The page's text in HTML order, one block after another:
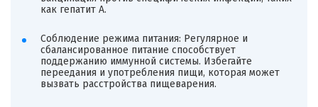
как гепатит А.
Соблюдение режима питания: Регулярное и
сбалансированное питание способствует
поддержанию иммунной системы. Избегайте
переедания и употребления пищи, которая может
вызвать расстройства пищеварения.